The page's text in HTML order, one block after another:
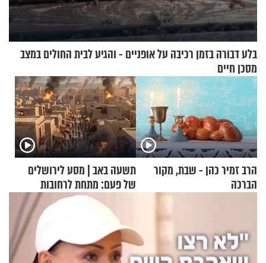
בלע דבורה בזמן רכיבה על אופניים - והגיע לבית החולים במצב
מסכן חיים
הרב זמיר כהן - שבת, מקור
הברכה
תשעה באב | מסע לירושלים
של פעם: מתחת לרחובות